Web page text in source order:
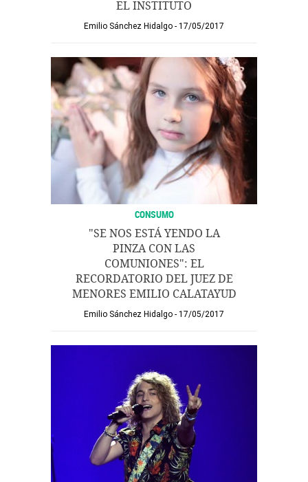
EL INSTITUTO
Emilio Sánchez Hidalgo 17/05/2017
CONSUMO
"SE NOS ESTÁ YENDO LA
PINZA CON LAS
COMUNIONES": EL
RECORDATORIO DEL JUEZ DE
MENORES EMILIO CALATAYUD
Emilio Sánchez Hidalgo 17/05/2017